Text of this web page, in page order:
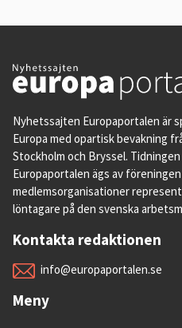
Nyhetssajten Europaportalen är
Europa med opartisk bevakning
Stockholm och Bryssel. Tidningen
Europaportalen ägs av
medlemsorganisationer
löntagare på den svenska
Kontakta redaktionen
info@europaportalen.se
Meny